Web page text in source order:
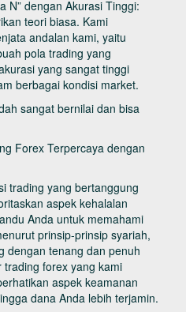
N” dengan Akurasi Tinggi:
teori biasa. Kami
andalan kami, yaitu
pola trading yang
yang sangat tinggi
berbagai kondisi market.
sangat bernilai dan bisa
Forex Terpercaya dengan
trading yang bertanggung
aspek kehalalan
Anda untuk memahami
prinsip-prinsip syariah,
dengan tenang dan penuh
forex yang kami
aspek keamanan
dana Anda lebih terjamin.